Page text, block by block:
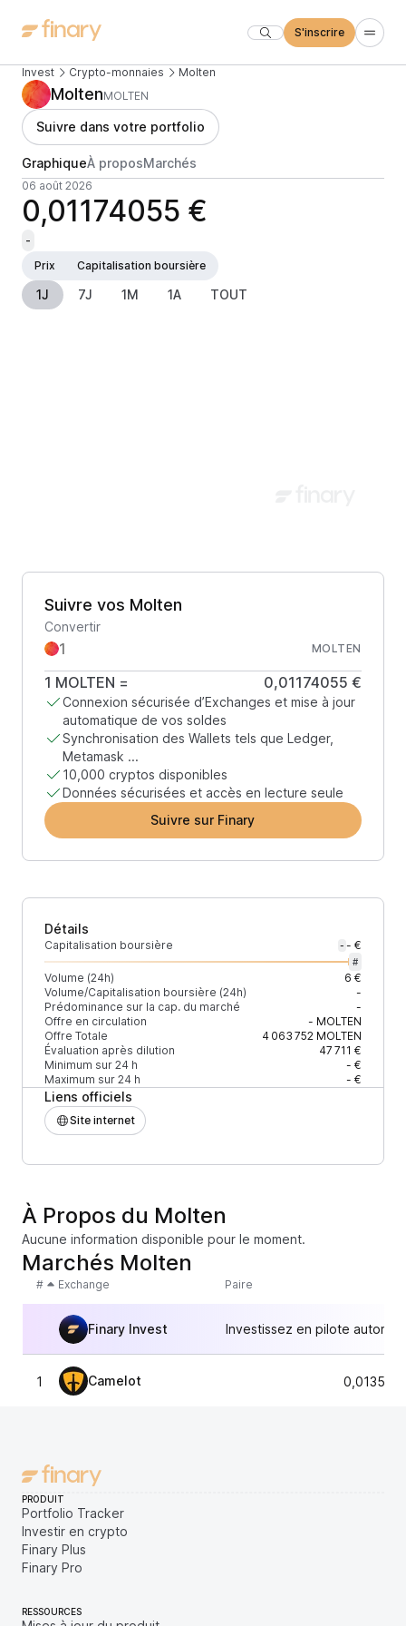
S'inscrire
Invest Crypto-monnaies Molten
MoltenMOLTEN
Suivre dans votre portfolio
GraphiqueÀ proposMarchés
06 août 2026
0,01174055 €
-
Prix
Capitalisation boursière
1J 7J 1M 1A TOUT
Suivre vos Molten
Convertir
MOLTEN
1 MOLTEN = 0,01174055 €
Connexion sécurisée d’Exchanges et mise à jour
automatique de vos soldes
Synchronisation des Wallets tels que Ledger,
Metamask ...
10,000 cryptos disponibles
Données sécurisées et accès en lecture seule
Suivre sur Finary
Détails
Capitalisation boursière - - €
#
Volume (24h)
6 €
Volume/Capitalisation boursière (24h)
-
Prédominance sur la cap. du marché
-
Offre en circulation
- MOLTEN
Offre Totale
4 063 752MOLTEN
Évaluation après dilution
47 711 €
Minimum sur 24 h
- €
Maximum sur 24 h
- €
Liens officiels
Site internet
À Propos du Molten
Aucune information disponible pour le moment.
Marchés Molten
# Exchange Paire
Finary Invest Investissez en pilote
1 Camelot
PRODUIT
Portfolio Tracker
Investir en crypto
Finary Plus
Finary Pro
RESSOURCES